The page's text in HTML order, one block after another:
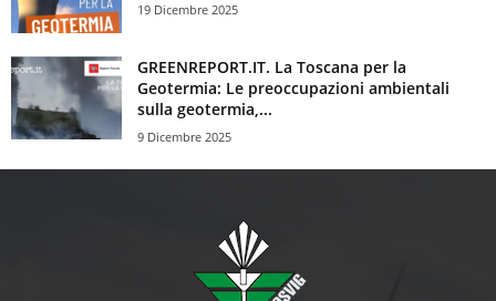
19 Dicembre 2025
GREENREPORT.IT. La Toscana per la
Geotermia: Le preoccupazioni ambientali
sulla geotermia,...
9 Dicembre 2025